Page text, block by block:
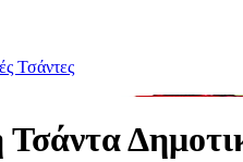
Τσάντες
Τσάντα